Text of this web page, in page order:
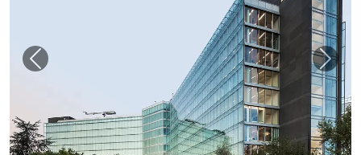
Image précédente pour "Dépôt dans le